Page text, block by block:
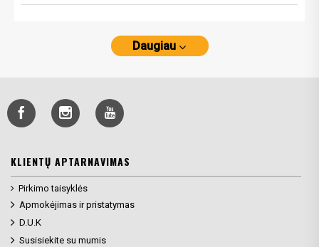
Daugiau
KLIENTŲ APTARNAVIMAS
Pirkimo taisyklės
Apmokėjimas ir pristatymas
D.U.K
Susisiekite su mumis